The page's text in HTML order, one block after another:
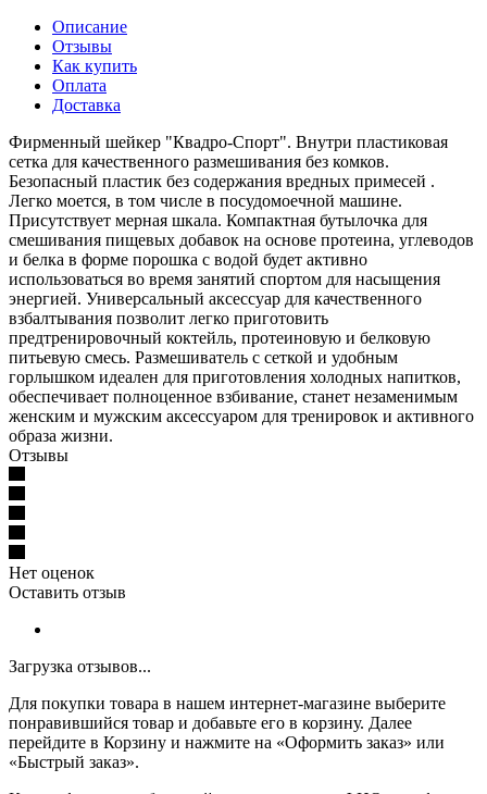
Описание
Отзывы
Как купить
Оплата
Доставка
Фирменный шейкер "Квадро-Спорт". Внутри пластиковая
сетка для качественного размешивания без комков.
Безопасный пластик без содержания вредных примесей .
Легко моется, в том числе в посудомоечной машине.
Присутствует мерная шкала. Компактная бутылочка для
смешивания пищевых добавок на основе протеина, углеводов
и белка в форме порошка с водой будет активно
использоваться во время занятий спортом для насыщения
энергией. Универсальный аксессуар для качественного
взбалтывания позволит легко приготовить
предтренировочный коктейль, протеиновую и белковую
питьевую смесь. Размешиватель с сеткой и удобным
горлышком идеален для приготовления холодных напитков,
обеспечивает полноценное взбивание, станет незаменимым
женским и мужским аксессуаром для тренировок и активного
образа жизни.
Отзывы
Нет оценок
Оставить отзыв
Загрузка отзывов...
Для покупки товара в нашем интернет-магазине выберите
понравившийся товар и добавьте его в корзину. Далее
перейдите в Корзину и нажмите на «Оформить заказ» или
«Быстрый заказ».